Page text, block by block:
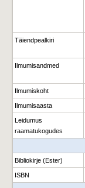
Täiendpealkiri
Ilmumisandmed
Ilmumiskoht
Ilmumisaasta
Leidumus
raamatukogudes
Bibliokirje (Ester)
ISBN